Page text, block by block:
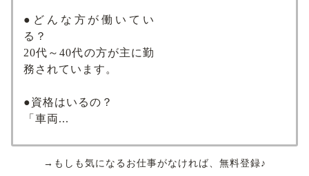
●どんな方が働いてい
る？
20代～40代の方が主に勤
務されています。
●資格はいるの？
「車両...
→もしも気になるお仕事がなければ、無料登録♪